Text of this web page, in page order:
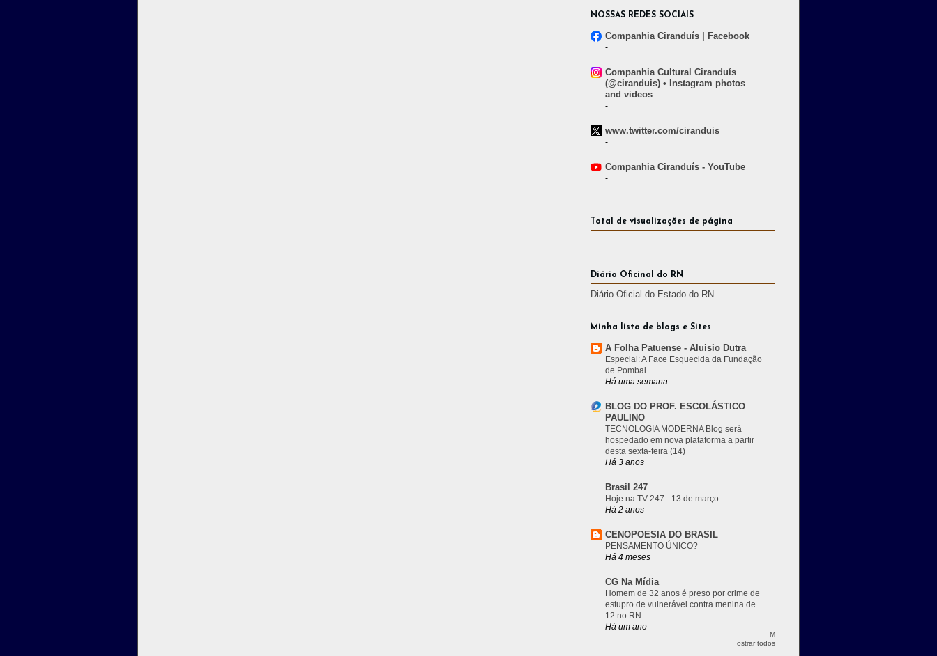
NOSSAS REDES SOCIAIS
Companhia Ciranduís | Facebook
-
Companhia Cultural Ciranduís
(@ciranduis) • Instagram photos
and videos
-
www.twitter.com/ciranduis
-
Companhia Ciranduís - YouTube
-
Total de visualizações de página
Diário Oficinal do RN
Diário Oficial do Estado do RN
Minha lista de blogs e Sites
A Folha Patuense - Aluisio Dutra
Especial: A Face Esquecida da Fundação
de Pombal
Há uma semana
BLOG DO PROF. ESCOLÁSTICO
PAULINO
TECNOLOGIA MODERNA Blog será
hospedado em nova plataforma a partir
desta sexta-feira (14)
Há 3 anos
Brasil 247
Hoje na TV 247 - 13 de março
Há 2 anos
CENOPOESIA DO BRASIL
PENSAMENTO ÚNICO?
Há 4 meses
CG Na Mídia
Homem de 32 anos é preso por crime de
estupro de vulnerável contra menina de
12 no RN
Há um ano
M
ostrar todos